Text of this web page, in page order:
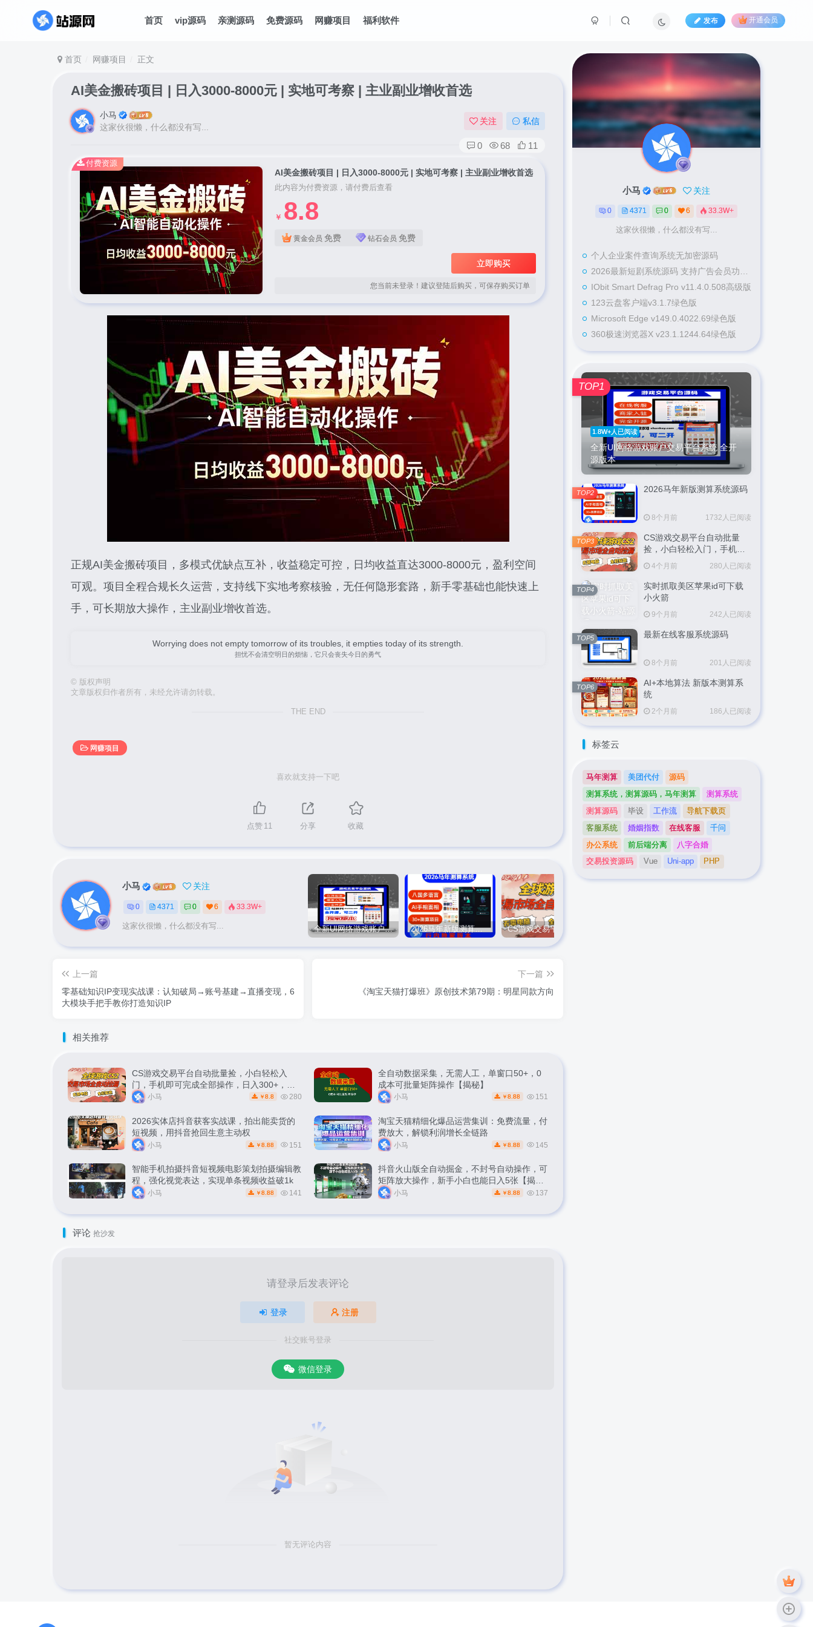
首页 vip源码 亲测源码 免费源码 网赚项目 福利软件 发布 开通会员
首页 网赚项目 正文
AI美金搬砖项目 | 日入3000-8000元 | 实地可考察 | 主业副业增收首选
小马
这家伙很懒，什么都没有写...
关注 私信
0 68 11
AI美金搬砖项目 | 日入3000-8000元 | 实地可考察 | 主业副业增收首选
此内容为付费资源，请付费后查看
￥ 8.8
黄金会员 免费 钻石会员 免费
立即购买
您当前未登录！建议登陆后购买，可保存购买订单
付费资源
正规AI美金搬砖项目，多模式优缺点互补，收益稳定可控，日均收益直达3000-8000元，盈利空间
可观。项目全程合规长久运营，支持线下实地考察核验，无任何隐形套路，新手零基础也能快速上
手，可长期放大操作，主业副业增收首选。
Worrying does not empty tomorrow of its troubles, it empties today of its strength.
担忧不会清空明日的烦恼，它只会丧失今日的勇气
© 版权声明
文章版权归作者所有，未经允许请勿转载。
THE END
网赚项目
喜欢就支持一下吧
点赞 11 分享 收藏
小马 关注
0 4371 0 6 33.3W+
这家伙很懒，什么都没有写... 全新UI网络游戏账户交易平台系统 全开源版本 2026马年新版测算系统源码
上一篇
零基础知识IP变现实战课：认知破局→账号基建→直播变现，6
大模块手把手教你打造知识IP
下一篇
《淘宝天猫打爆班》原创技术第79期：明星同款方向
相关推荐
CS游戏交易平台自动批量捡，小白轻松入
门，手机即可完成全部操作，日入300+，轻
松副业【揭秘】
小马 ￥ 8.8 280
全自动数据采集，无需人工，单窗口50+，0
成本可批量矩阵操作【揭秘】
小马 ￥ 8.88 151
2026实体店抖音获客实战课，拍出能卖货的
短视频，用抖音抢回生意主动权
小马 ￥ 8.88 151
淘宝天猫精细化爆品运营集训：免费流量，付
费放大，解锁利润增长全链路
小马 ￥ 8.88 145
智能手机拍摄抖音短视频电影策划拍摄编辑教
程，强化视觉表达，实现单条视频收益破1k
小马 ￥ 8.88 141
抖音火山版全自动掘金，不封号自动操作，可
矩阵放大操作，新手小白也能日入5张【揭
秘】小马 ￥ 8.88 137
评论 抢沙发
请登录后发表评论
登录 注册
社交账号登录
微信登录
暂无评论内容
小马 关注
0 4371 0 6 33.3W+
这家伙很懒，什么都没有写...
个人企业案件查询系统无加密源码
2026最新短剧系统源码 支持广告会员功能齐全短剧源码
IObit Smart Defrag Pro v11.4.0.508高级版
123云盘客户端v3.1.7绿色版
Microsoft Edge v149.0.4022.69绿色版
360极速浏览器X v23.1.1244.64绿色版
1.8W+人已阅读
全新UI网络游戏账户交易平台系统 全开
源版本
TOP1
2026马年新版测算系统源码
8个月前 1732人已阅读
TOP2
CS游戏交易平台自动批量
捡，小白轻松入门，手机即
可完成全部操作，日入
300+，轻松副业【揭秘】
4个月前 280人已阅读
TOP3
实时抓取美区苹果id可下载
小火箭
9个月前 242人已阅读
TOP4
最新在线客服系统源码
8个月前 201人已阅读
TOP5
AI+本地算法 新版本测算系
统
2个月前 186人已阅读
TOP6
标签云
马年测算 美团代付
源码
测算系统，测算源码，马年测算
测算系统
测算源码
毕设 工作流
导航下载页
客服系统
婚姻指数 在线客服
千问
办公系统
前后端分离
八字合婚
交易投资源码
Vue Uni-app PHP